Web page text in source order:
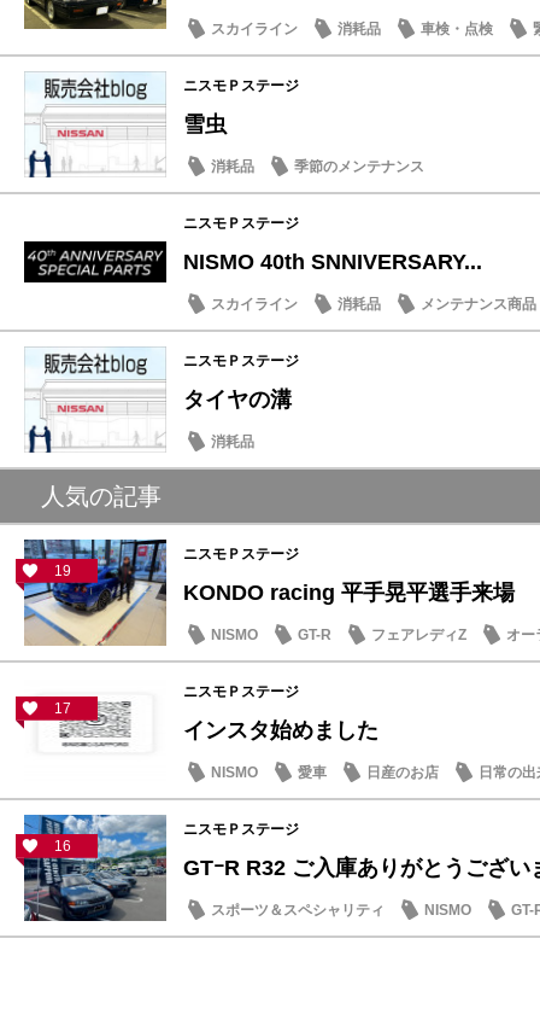
スカイライン 消耗品 車検・点検
ニスモＰステージ
雪虫
消耗品 季節のメンテナンス
ニスモＰステージ
NISMO 40th SNNIVERSARY...
スカイライン 消耗品 メンテナンス商品
ニスモＰステージ
タイヤの溝
消耗品
人気の記事
19
ニスモＰステージ
KONDO racing 平手晃平選手来場
NISMO GT-R フェアレディZ オー
17
ニスモＰステージ
インスタ始めました
NISMO 愛車 日産のお店 日常の
16
ニスモＰステージ
GTｰR R32 ご入庫ありがとうござい
スポーツ＆スペシャリティ NISMO GT-